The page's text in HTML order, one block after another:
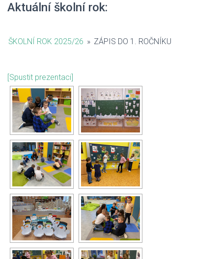
Aktuální školní rok:
ŠKOLNÍ ROK 2025/26 » ZÁPIS DO 1. ROČNÍKU
[Spustit prezentaci]